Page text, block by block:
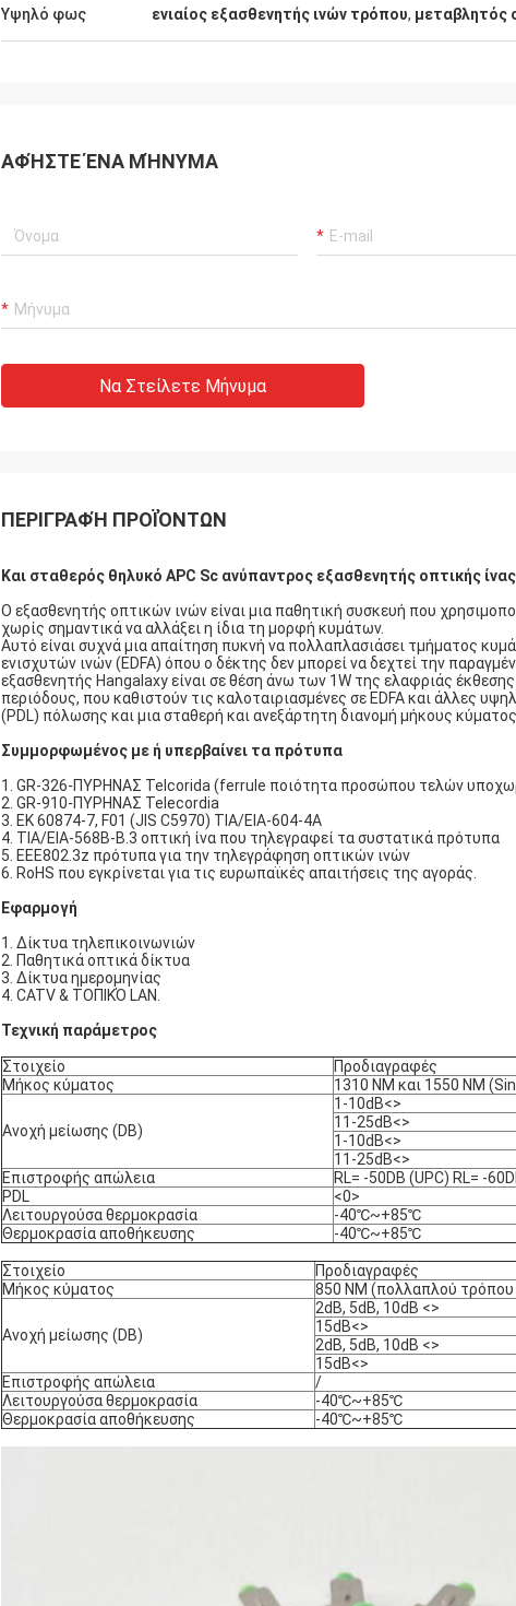
Υψηλό φως ενιαίος εξασθενητής ινών τρόπου, μεταβλητός
ΑΦΉΣΤΕ ΈΝΑ ΜΉΝΥΜΑ
Να Στείλετε Μήνυμα
ΠΕΡΙΓΡΑΦΉ ΠΡΟΪΌΝΤΩΝ
Και σταθερός θηλυκό APC Sc ανύπαντρος εξασθενητής οπτικής
Ο εξασθενητής οπτικών ινών είναι μια παθητική συσκευή που
χωρίς σημαντικά να αλλάξει η ίδια τη μορφή κυμάτων.
Αυτό είναι συχνά μια απαίτηση πυκνή να πολλαπλασιάσει τμήματος
ενισχυτών ινών (EDFA) όπου ο δέκτης δεν μπορεί να δεχτεί την
εξασθενητής Hangalaxy είναι σε θέση άνω των 1W της ελαφριάς
περιόδους, που καθιστούν τις καλοταιριασμένες σε EDFA και άλλες
(PDL) πόλωσης και μια σταθερή και ανεξάρτητη διανομή μήκους κύματος
Συμμορφωμένος με ή υπερβαίνει τα πρότυπα
1. GR-326-ΠΥΡΗΝΑΣ Telcorida (ferrule ποιότητα προσώπου τελών
2. GR-910-ΠΥΡΗΝΑΣ Telecordia
3. ΕΚ 60874-7, F01 (JIS C5970) TIA/EIA-604-4A
4. TIA/EIA-568B-B.3 οπτική ίνα που τηλεγραφεί τα συστατικά πρότυπα
5. EEE802.3z πρότυπα για την τηλεγράφηση οπτικών ινών
6. RoHS που εγκρίνεται για τις ευρωπαϊκές απαιτήσεις της αγοράς.
Εφαρμογή
1. Δίκτυα τηλεπικοινωνιών
2. Παθητικά οπτικά δίκτυα
3. Δίκτυα ημερομηνίας
4. CATV & ΤΟΠΙΚΌ LAN.
Τεχνική παράμετρος
Στοιχείο
Προδιαγραφές
Μήκος κύματος
1310 NM και 1550 NM
Ανοχή μείωσης (DB)
1-10dB<>
11-25dB<>
1-10dB<>
11-25dB<>
Επιστροφής απώλεια
RL= -50DB (UPC) RL= -
PDL
<0>
Λειτουργούσα θερμοκρασία
-40℃~+85℃
Θερμοκρασία αποθήκευσης
-40℃~+85℃
Στοιχείο
Προδιαγραφές
Μήκος κύματος
850 NM (πολλαπλού
Ανοχή μείωσης (DB)
2dB, 5dB, 10dB <>
15dB<>
2dB, 5dB, 10dB <>
15dB<>
Επιστροφής απώλεια
/
Λειτουργούσα θερμοκρασία
-40℃~+85℃
Θερμοκρασία αποθήκευσης
-40℃~+85℃